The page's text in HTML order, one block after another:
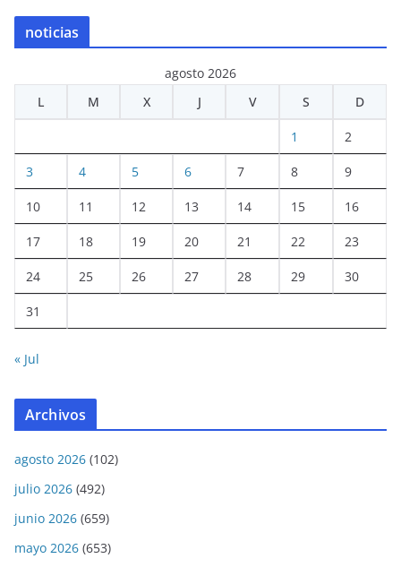
noticias
agosto 2026
L
M X J V S D
1 2
3 4 5 6 7 8 9
10 11 12 13 14 15 16
17 18 19 20 21 22 23
24 25 26 27 28 29 30
31
« Jul
Archivos
agosto 2026 (102)
julio 2026 (492)
junio 2026 (659)
mayo 2026 (653)